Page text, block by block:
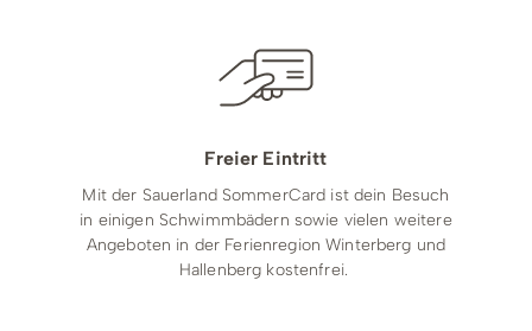
Freier Eintritt
Mit der Sauerland SommerCard ist dein Besuch
in einigen Schwimmbädern sowie vielen weitere
Angeboten in der Ferienregion Winterberg und
Hallenberg kostenfrei.